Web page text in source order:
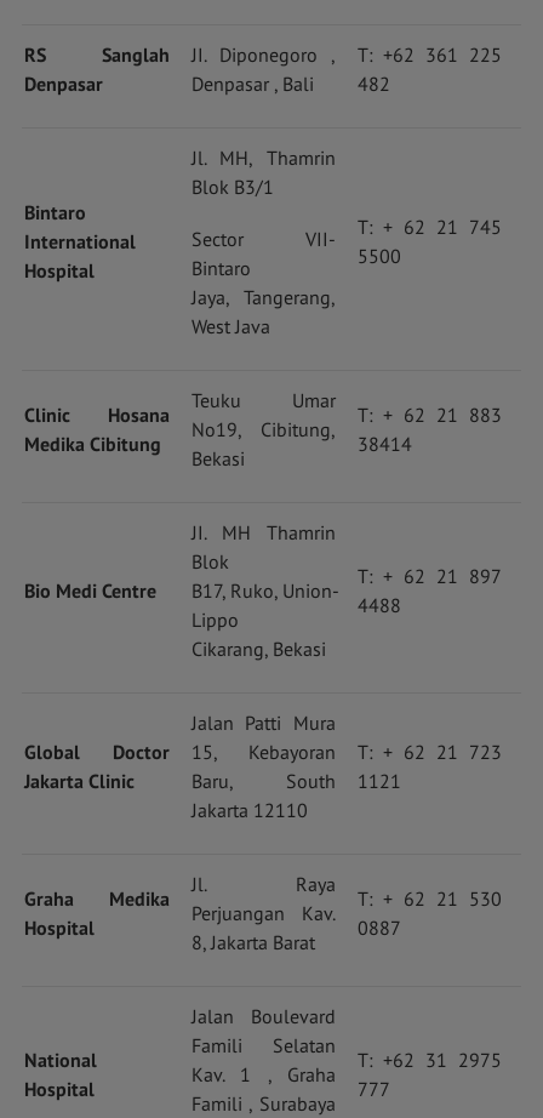
RS Sanglah
Denpasar
JI. Diponegoro ,
Denpasar , Bali
T: +62 361 225
482
Bintaro
International
Hospital
Jl. MH, Thamrin
Blok B3/1
Sector VII-
Bintaro
Jaya, Tangerang,
West Java
T: + 62 21 745
5500
Clinic Hosana
Medika Cibitung
Teuku Umar
No19, Cibitung,
Bekasi
T: + 62 21 883
38414
Bio Medi Centre
JI. MH Thamrin
Blok
B17, Ruko, Union-
Lippo
Cikarang, Bekasi
T: + 62 21 897
4488
Global Doctor
Jakarta Clinic
Jalan Patti Mura
15, Kebayoran
Baru, South
Jakarta 12110
T: + 62 21 723
1121
Graha Medika
Hospital
Jl. Raya
Perjuangan Kav.
8, Jakarta Barat
T: + 62 21 530
0887
National
Hospital
Jalan Boulevard
Famili Selatan
Kav. 1 , Graha
Famili , Surabaya
T: +62 31 2975
777